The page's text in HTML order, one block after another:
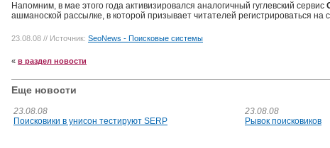
Напомним, в мае этого года активизировался аналогичный гуглевский сервис
ашманоской рассылке, в которой призывает читателей регистрироваться
23.08.08 // Источник: SeoNews - Поисковые системы
« в раздел новости
Еще новости
23.08.08
Поисковики в унисон тестируют SERP
23.08.08
Рывок поисковиков